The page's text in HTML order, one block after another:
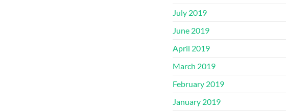
July 2019
June 2019
April 2019
March 2019
February 2019
January 2019